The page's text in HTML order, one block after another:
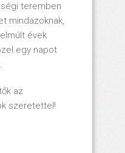
teremben
mindazoknak,
évek
egy napot
az
szeretettel!